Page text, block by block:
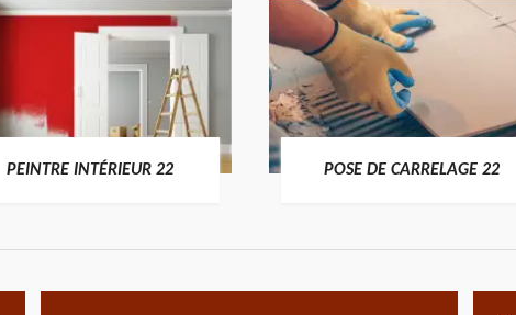
PEINTRE INTÉRIEUR 22 POSE DE CARRELAGE 22